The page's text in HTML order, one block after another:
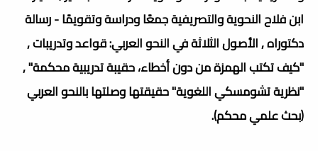
ابن فلاح النحوية والتصريفية جمعًا ودراسة وتقويمًا - رسالة
دكتوراه , الأصول الثلاثة في النحو العربي: قواعد وتدريبات ,
"كيف تكتب الهمزة من دون أخطاء، حقيبة تدريبية محكمة" ,
"نظرية تشومسكي اللغوية" حقيقتها وصلتها بالنحو العربي
(بحث علمي محكم).